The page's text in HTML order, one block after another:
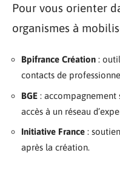
Pour vous orienter
organismes à
Bpifrance Création :
contacts de
BGE : accompagnement
accès à un réseau
Initiative France :
après la création.